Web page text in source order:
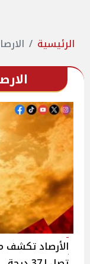
الرئيسية
الأرصاد تكشف